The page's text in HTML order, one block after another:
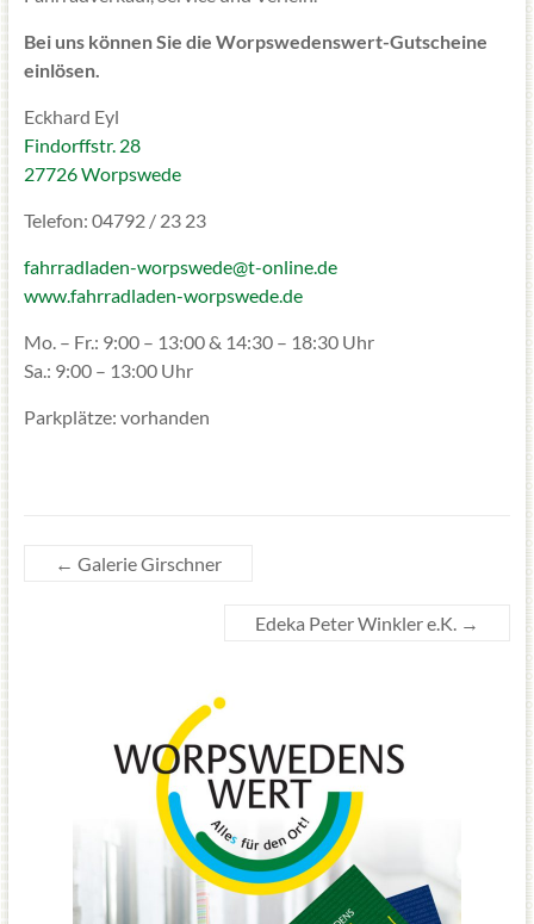
Bei uns können Sie die Worpswedenswert-Gutscheine
einlösen.
Eckhard Eyl
Findorffstr. 28
27726 Worpswede
Telefon: 04792 / 23 23
fahrradladen-worpswede@t-online.de
www.fahrradladen-worpswede.de
Mo. – Fr.: 9:00 – 13:00 & 14:30 – 18:30 Uhr
Sa.: 9:00 – 13:00 Uhr
Parkplätze: vorhanden
← Galerie Girschner
Edeka Peter Winkler e.K. →